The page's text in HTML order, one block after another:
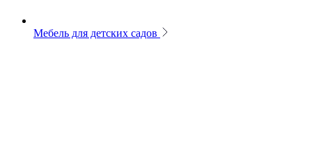
Мебель для детских садов